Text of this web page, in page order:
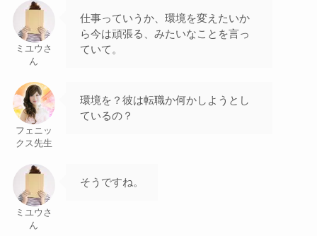
ミユウさ
ん
仕事っていうか、環境を変えたいか
ら今は頑張る、みたいなことを言っ
ていて。
フェニッ
クス先生
環境を？彼は転職か何かしようとし
ているの？
ミユウさ
ん
そうですね。